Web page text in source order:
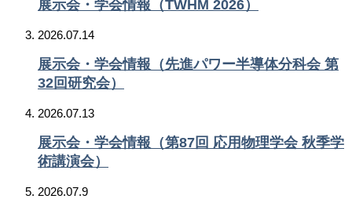
展示会・学会情報（TWHM 2026）
2026.07.14
展示会・学会情報（先進パワー半導体分科会 第
32回研究会）
2026.07.13
展示会・学会情報（第87回 応用物理学会 秋季学
術講演会）
2026.07.9